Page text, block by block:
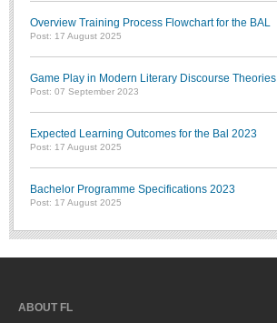
Overview Training Process Flowchart for the BAL
Post: 17 August 2025
Game Play in Modern Literary Discourse Theories
Post: 07 September 2023
Expected Learning Outcomes for the Bal 2023
Post: 17 August 2025
Bachelor Programme Specifications 2023
Post: 17 August 2025
ABOUT FL